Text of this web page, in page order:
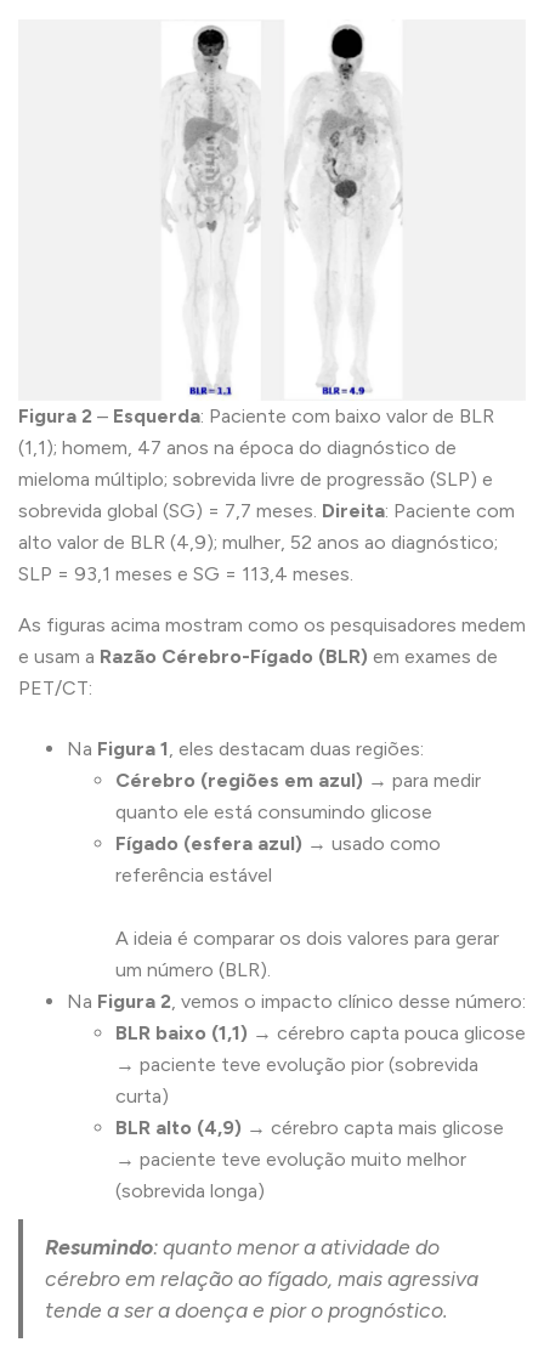
Figura 2 – Esquerda: Paciente com baixo valor de BLR
(1,1); homem, 47 anos na época do diagnóstico de
mieloma múltiplo; sobrevida livre de progressão (SLP) e
sobrevida global (SG) = 7,7 meses. Direita: Paciente com
alto valor de BLR (4,9); mulher, 52 anos ao diagnóstico;
SLP = 93,1 meses e SG = 113,4 meses.
As figuras acima mostram como os pesquisadores medem
e usam a Razão Cérebro-Fígado (BLR) em exames de
PET/CT:
Na Figura 1, eles destacam duas regiões:
Cérebro (regiões em azul) → para medir
quanto ele está consumindo glicose
Fígado (esfera azul) → usado como
referência estável
A ideia é comparar os dois valores para gerar
um número (BLR).
Na Figura 2, vemos o impacto clínico desse número:
BLR baixo (1,1) → cérebro capta pouca glicose
→ paciente teve evolução pior (sobrevida
curta)
BLR alto (4,9) → cérebro capta mais glicose
→ paciente teve evolução muito melhor
(sobrevida longa)
Resumindo: quanto menor a atividade do
cérebro em relação ao fígado, mais agressiva
tende a ser a doença e pior o prognóstico.